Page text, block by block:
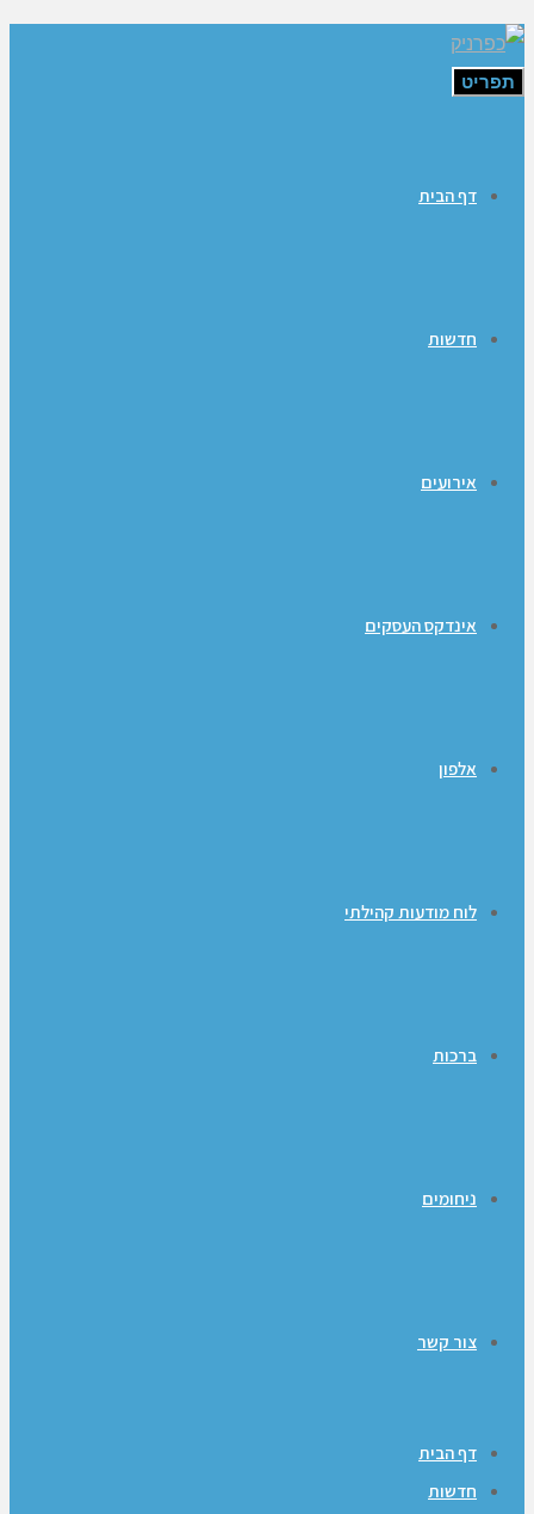
תפריט
דף הבית
חדשות
אירועים
אינדקס העסקים
אלפון
לוח מודעות קהילתי
ברכות
ניחומים
צור קשר
דף הבית
חדשות